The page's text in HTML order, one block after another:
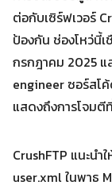
ต่อกับเซิร์ฟเวอร์
ป้องกัน ช่องโหว่นี้
กรกฎาคม 2025 แ
engineer ซอร์สโ
แสดงถึงการโจม
CrushFTP แนะน
user.xml ในพาธ